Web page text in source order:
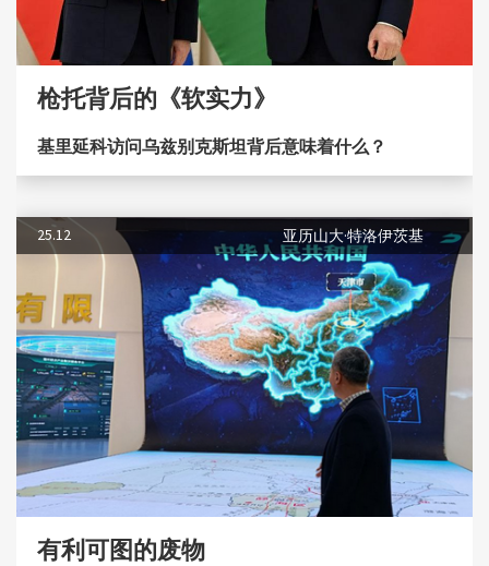
枪托背后的《软实力》
基里延科访问乌兹别克斯坦背后意味着什么？
25.12 亚历山大·特洛伊茨基
有利可图的废物